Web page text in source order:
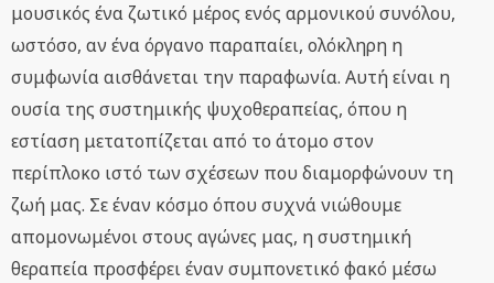
μουσικός ένα ζωτικό μέρος ενός αρμονικού συνόλου,
ωστόσο, αν ένα όργανο παραπαίει, ολόκληρη η
συμφωνία αισθάνεται την παραφωνία. Αυτή είναι η
ουσία της συστημικής ψυχοθεραπείας, όπου η
εστίαση μετατοπίζεται από το άτομο στον
περίπλοκο ιστό των σχέσεων που διαμορφώνουν τη
ζωή μας. Σε έναν κόσμο όπου συχνά νιώθουμε
απομονωμένοι στους αγώνες μας, η συστημική
θεραπεία προσφέρει έναν συμπονετικό φακό μέσω